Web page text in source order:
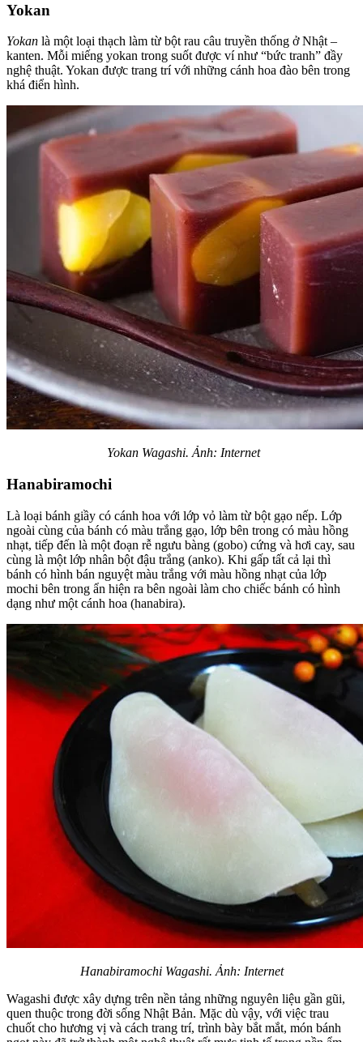
Yokan
Yokan là một loại thạch làm từ bột rau câu truyền thống ở Nhật –
kanten. Mỗi miếng yokan trong suốt được ví như “bức tranh” đầy
nghệ thuật. Yokan được trang trí với những cánh hoa đào bên trong
khá điển hình.
Yokan Wagashi. Ảnh: Internet
Hanabiramochi
Là loại bánh giầy có cánh hoa với lớp vỏ làm từ bột gạo nếp. Lớp
ngoài cùng của bánh có màu trắng gạo, lớp bên trong có màu hồng
nhạt, tiếp đến là một đoạn rễ ngưu bàng (gobo) cứng và hơi cay, sau
cùng là một lớp nhân bột đậu trắng (anko). Khi gấp tất cả lại thì
bánh có hình bán nguyệt màu trắng với màu hồng nhạt của lớp
mochi bên trong ẩn hiện ra bên ngoài làm cho chiếc bánh có hình
dạng như một cánh hoa (hanabira).
Hanabiramochi Wagashi. Ảnh: Internet
Wagashi được xây dựng trên nền tảng những nguyên liệu gần gũi,
quen thuộc trong đời sống Nhật Bản. Mặc dù vậy, với việc trau
chuốt cho hương vị và cách trang trí, trình bày bắt mắt, món bánh